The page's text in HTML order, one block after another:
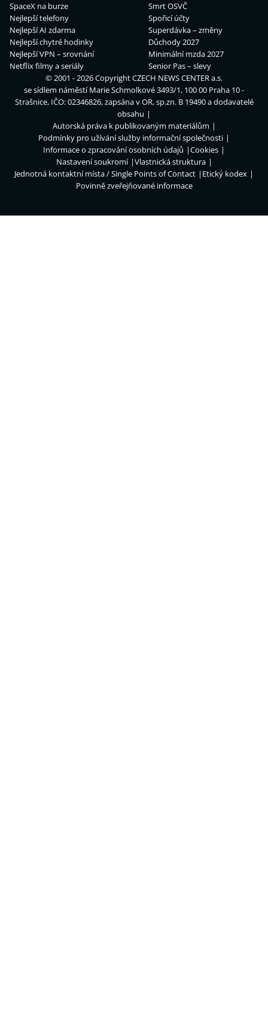
SpaceX na burze
Nejlepší telefony
Nejlepší AI zdarma
Nejlepší chytré hodinky
Nejlepší VPN – srovnání
Netflix filmy a seriály
Smrt OSVČ
Spořicí účty
Superdávka – změny
Důchody 2027
Minimální mzda 2027
Senior Pas – slevy
© 2001 - 2026 CopyrightCZECH NEWS CENTER a.s.
se sídlem náměstí Marie Schmolkové 3493/1, 100 00 Praha 10 -
Strašnice, IČO: 02346826, zapsána v OR, sp.zn. B 19490 a dodavatelé
obsahu
Autorská práva k publikovaným materiálům
Podmínky pro užívání služby informační společnosti
Informace o zpracování osobních údajů
Cookies
Nastavení soukromí
Vlastnická struktura
Jednotná kontaktní místa / Single Points of Contact
Etický kodex
Povinně zveřejňované informace